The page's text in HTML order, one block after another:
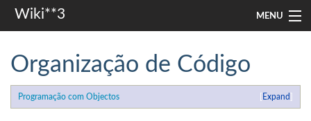
Wiki**3 MENU
investigação
Organização de Código
Expand
Programação com Objectos